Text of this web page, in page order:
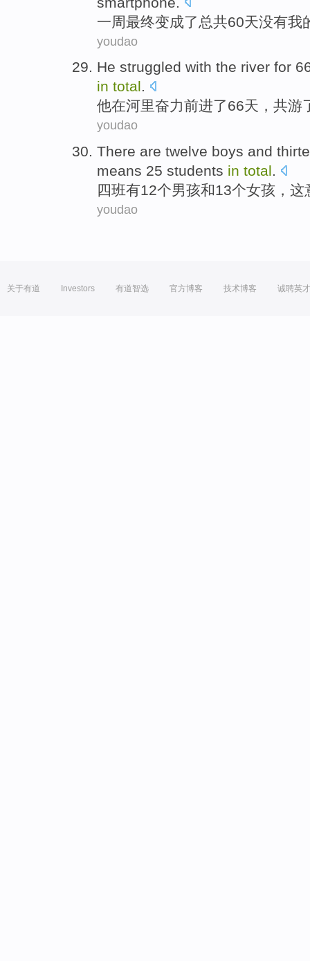
一周最终变成了总共60天没有我
youdao
He struggled with the river for
in total.
他在河里奋力前进了66天，共游
youdao
There are twelve boys and
means 25 students in total.
四班有12个男孩和13个女孩，
youdao
关于有道 Investors 有道智选 官方博客 技术博客 诚聘英才